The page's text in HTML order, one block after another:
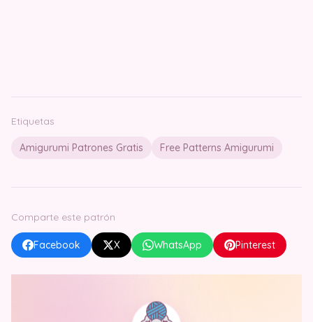
Etiquetas
Amigurumi Patrones Gratis Free Patterns Amigurumi
Comparte este patrón
Facebook X WhatsApp Pinterest